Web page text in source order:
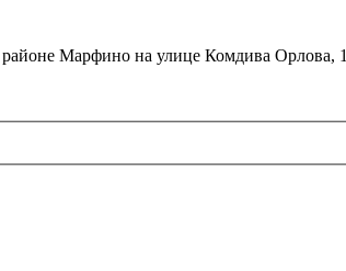
Марфино на улице Комдива Орлова, 1